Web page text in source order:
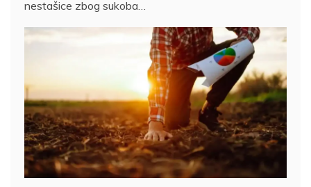
nestašice zbog sukoba…